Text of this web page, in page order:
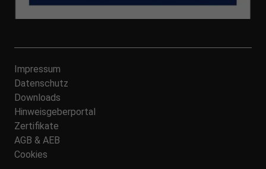
Impressum
Datenschutz
Downloads
Hinweisgeberportal
Zertifikate
AGB & AEB
Cookies